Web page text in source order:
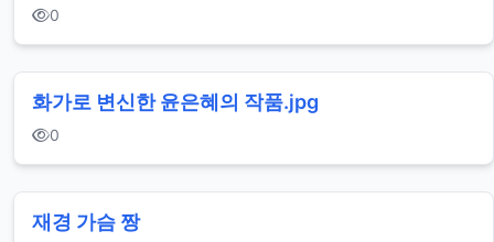
0
화가로 변신한 윤은혜의 작품.jpg
0
재경 가슴 짱